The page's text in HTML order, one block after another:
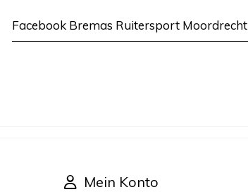
Facebook Bremas Ruitersport Moordrecht
Mein Konto